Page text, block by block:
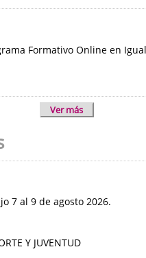
Formativo Online en
Ver más
7 al 9 de agosto 2026.
Y JUVENTUD